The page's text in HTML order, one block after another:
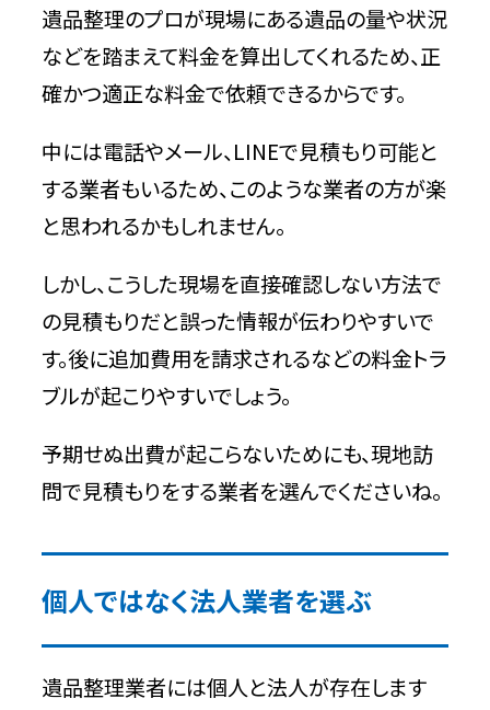
遺品整理のプロが現場にある遺品の量や状況
などを踏まえて料金を算出してくれるため、正
確かつ適正な料金で依頼できるからです。
中には電話やメール、LINEで見積もり可能と
する業者もいるため、このような業者の方が楽
と思われるかもしれません。
しかし、こうした現場を直接確認しない方法で
の見積もりだと誤った情報が伝わりやすいで
す。後に追加費用を請求されるなどの料金トラ
ブルが起こりやすいでしょう。
予期せぬ出費が起こらないためにも、現地訪
問で見積もりをする業者を選んでくださいね。
個人ではなく法人業者を選ぶ
遺品整理業者には個人と法人が存在します